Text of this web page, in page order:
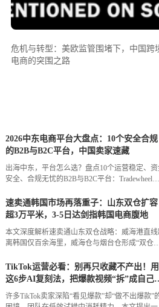
危机与转型：美欧监管围堵下，中国跨
电商的突围之路
2026中东电商平台大盘点：10个安全合规
的B2B与B2C平台，中国卖家速藏
出海中东，平台怎么选？盘点10个运营稳定、
安全、合规无忧的B2B与B2C平台：Tradewheel、
Noon、TikTok Shop、速卖通、Fordeal。详解各平
台入驻门槛、核心优势与适配品类，附选型建议
速卖通韩国市场再落重子：山东双仓扩容
超3万平米，3-5日达剑指韩国电商腹地
本文深度解析速卖通山东双仓战略：威海港直
离韩国仅百余海里，威海仓与烟台仓形成“双仓
同时解读韩国市场潜力（电商规模全球第五、用
渗透率超60%）、全方位扶持政策（首尔客服中
战应对方案。
TikTok运营必看：别再只收藏不产出！用
这6步AI复刻法，把爆款视频“拆”成自己
生产力
许多TikTok卖家深陷“看见爆款”却“做不出爆款”